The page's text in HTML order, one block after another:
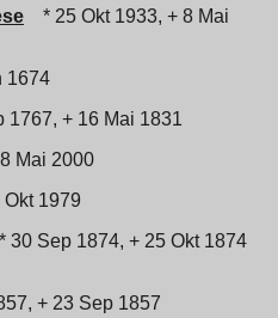
* 25 Okt 1933, + 8 Mai
1674
1767, + 16 Mai 1831
Mai 2000
1979
* 30 Sep 1874, + 25 Okt 1874
+ 23 Sep 1857